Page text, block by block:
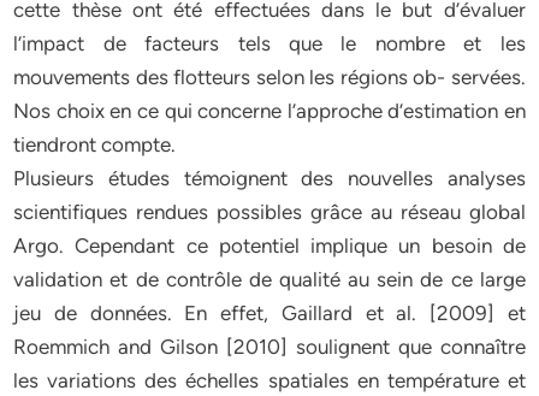
cette thèse ont été effectuées dans le but d’évaluer
l’impact de facteurs tels que le nombre et les
mouvements des flotteurs selon les régions ob- servées.
Nos choix en ce qui concerne l’approche d’estimation en
tiendront compte.
Plusieurs études témoignent des nouvelles analyses
scientifiques rendues possibles grâce au réseau global
Argo. Cependant ce potentiel implique un besoin de
validation et de contrôle de qualité au sein de ce large
jeu de données. En effet, Gaillard et al. [2009] et
Roemmich and Gilson [2010] soulignent que connaître
les variations des échelles spatiales en température et